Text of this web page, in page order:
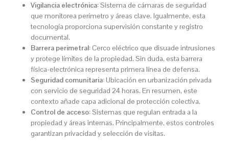
Vigilancia electrónica:Sistema de cámaras de seguridad
que monitorea perímetro y áreas clave. Igualmente, esta
tecnología proporciona supervisión constante y registro
documental.
Barrera perimetral: Cerco eléctrico que disuade intrusiones
y protege límites de la propiedad. Sin duda, esta barrera
física-electrónica representa primera línea de defensa.
Seguridad comunitaria:Ubicación en urbanización privada
con servicio de seguridad 24 horas. En resumen, este
contexto añade capa adicional de protección colectiva.
Control de acceso:Sistemas que regulan entrada a la
propiedad y áreas internas. Principalmente, estos controles
garantizan privacidad y selección de visitas.